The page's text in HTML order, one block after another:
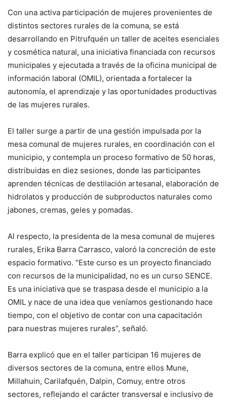
Con una activa participación de mujeres provenientes de
distintos sectores rurales de la comuna, se está
desarrollando en Pitrufquén un taller de aceites esenciales
y cosmética natural, una iniciativa financiada con recursos
municipales y ejecutada a través de la oficina municipal de
información laboral (OMIL), orientada a fortalecer la
autonomía, el aprendizaje y las oportunidades productivas
de las mujeres rurales.
El taller surge a partir de una gestión impulsada por la
mesa comunal de mujeres rurales, en coordinación con el
municipio, y contempla un proceso formativo de 50 horas,
distribuidas en diez sesiones, donde las participantes
aprenden técnicas de destilación artesanal, elaboración de
hidrolatos y producción de subproductos naturales como
jabones, cremas, geles y pomadas.
Al respecto, la presidenta de la mesa comunal de mujeres
rurales, Erika Barra Carrasco, valoró la concreción de este
espacio formativo. “Este curso es un proyecto financiado
con recursos de la municipalidad, no es un curso SENCE.
Es una iniciativa que se traspasa desde el municipio a la
OMIL y nace de una idea que veníamos gestionando hace
tiempo, con el objetivo de contar con una capacitación
para nuestras mujeres rurales”, señaló.
Barra explicó que en el taller participan 16 mujeres de
diversos sectores de la comuna, entre ellos Mune,
Millahuin, Carilafquén, Dalpin, Comuy, entre otros
sectores, reflejando el carácter transversal e inclusivo de